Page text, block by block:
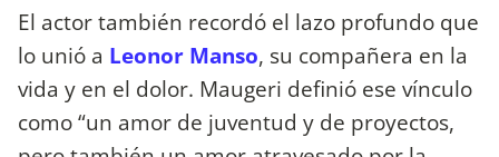
El actor también recordó el lazo profundo que
lo unió a Leonor Manso, su compañera en la
vida y en el dolor. Maugeri definió ese vínculo
como “un amor de juventud y de proyectos,